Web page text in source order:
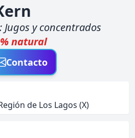
Jugos y concentrados
natural
Contacto
de Los Lagos (X)